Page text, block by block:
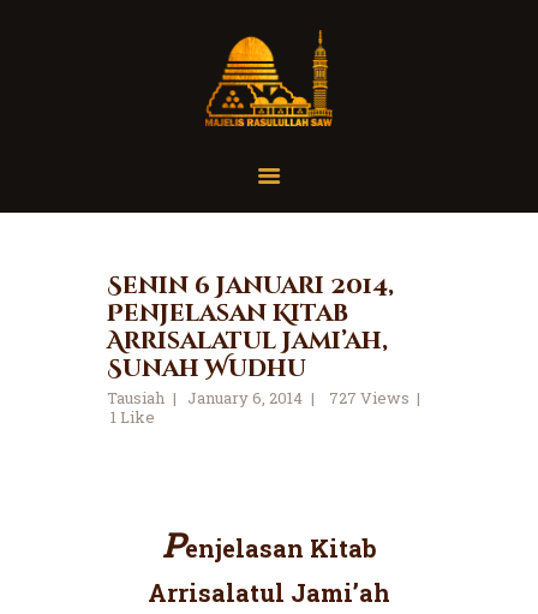
Home
Tausiah
Jadwal
Tanya Yuk
Dokumentasi
Media
Senin 6 Januari 2014,
Penjelasan Kitab
Arrisalatul Jami’ah,
Sunah Wudhu
Tausiah January 6, 2014 727 Views
1Like
Penjelasan Kitab
Arrisalatul Jami’ah